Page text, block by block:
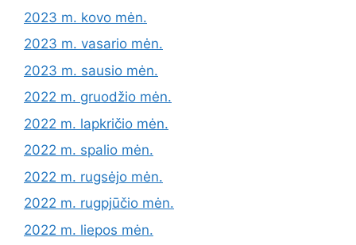
2023 m. kovo mėn.
2023 m. vasario mėn.
2023 m. sausio mėn.
2022 m. gruodžio mėn.
2022 m. lapkričio mėn.
2022 m. spalio mėn.
2022 m. rugsėjo mėn.
2022 m. rugpjūčio mėn.
2022 m. liepos mėn.